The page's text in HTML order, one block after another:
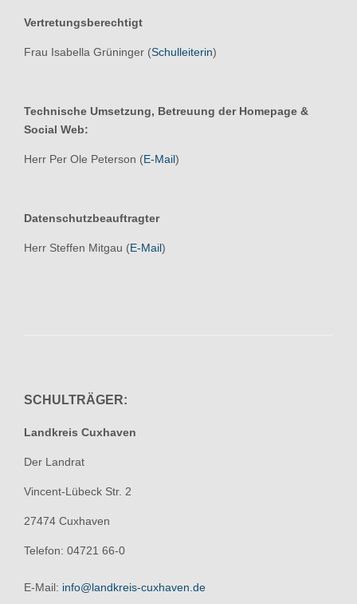
Vertretungsberechtigt
Frau Isabella Grüninger (Schulleiterin)
Technische Umsetzung, Betreuung der Homepage &
Social Web:
Herr Per Ole Peterson (E-Mail)
Datenschutzbeauftragter
Herr Steffen Mitgau (E-Mail)
SCHULTRÄGER:
Landkreis Cuxhaven
Der Landrat
Vincent-Lübeck Str. 2
27474 Cuxhaven
Telefon: 04721 66-0
E-Mail: info@landkreis-cuxhaven.de